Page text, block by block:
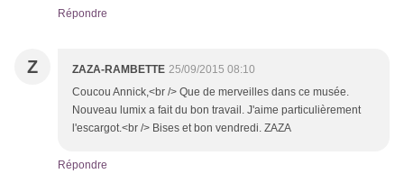
Répondre
Z ZAZA-RAMBETTE 25/09/2015 08:10
Coucou Annick,<br /> Que de merveilles dans ce musée.
Nouveau lumix a fait du bon travail. J'aime particulièrement
l'escargot.<br /> Bises et bon vendredi. ZAZA
Répondre